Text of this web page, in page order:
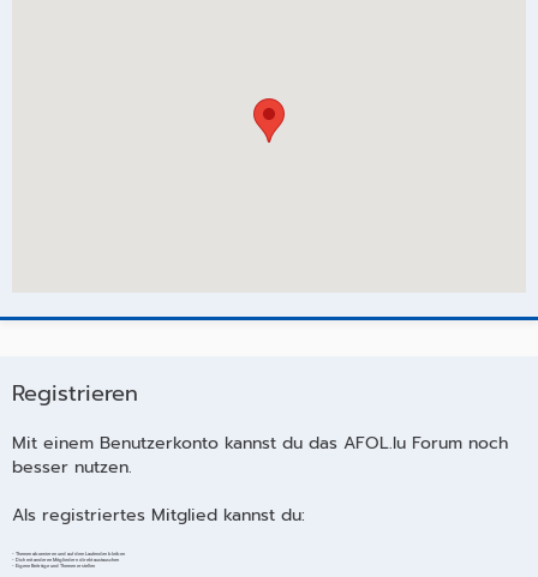
Registrieren
Mit einem Benutzerkonto kannst du das AFOL.lu Forum noch
besser nutzen.
Als registriertes Mitglied kannst du:
- Themen abonnieren und auf dem Laufenden bleiben
- Dich mit anderen Mitgliedern direkt austauschen
- Eigene Beiträge und Themen erstellen